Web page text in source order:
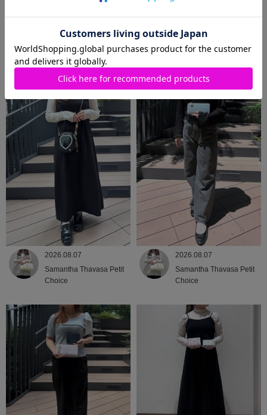
2026.08.07
Samantha Thavasa
2026.08.07
Samantha Thavasa Petit
2026.08.07
Samantha Thavasa Petit
Choice
2026.08.07
Samantha Thavasa Petit
Choice